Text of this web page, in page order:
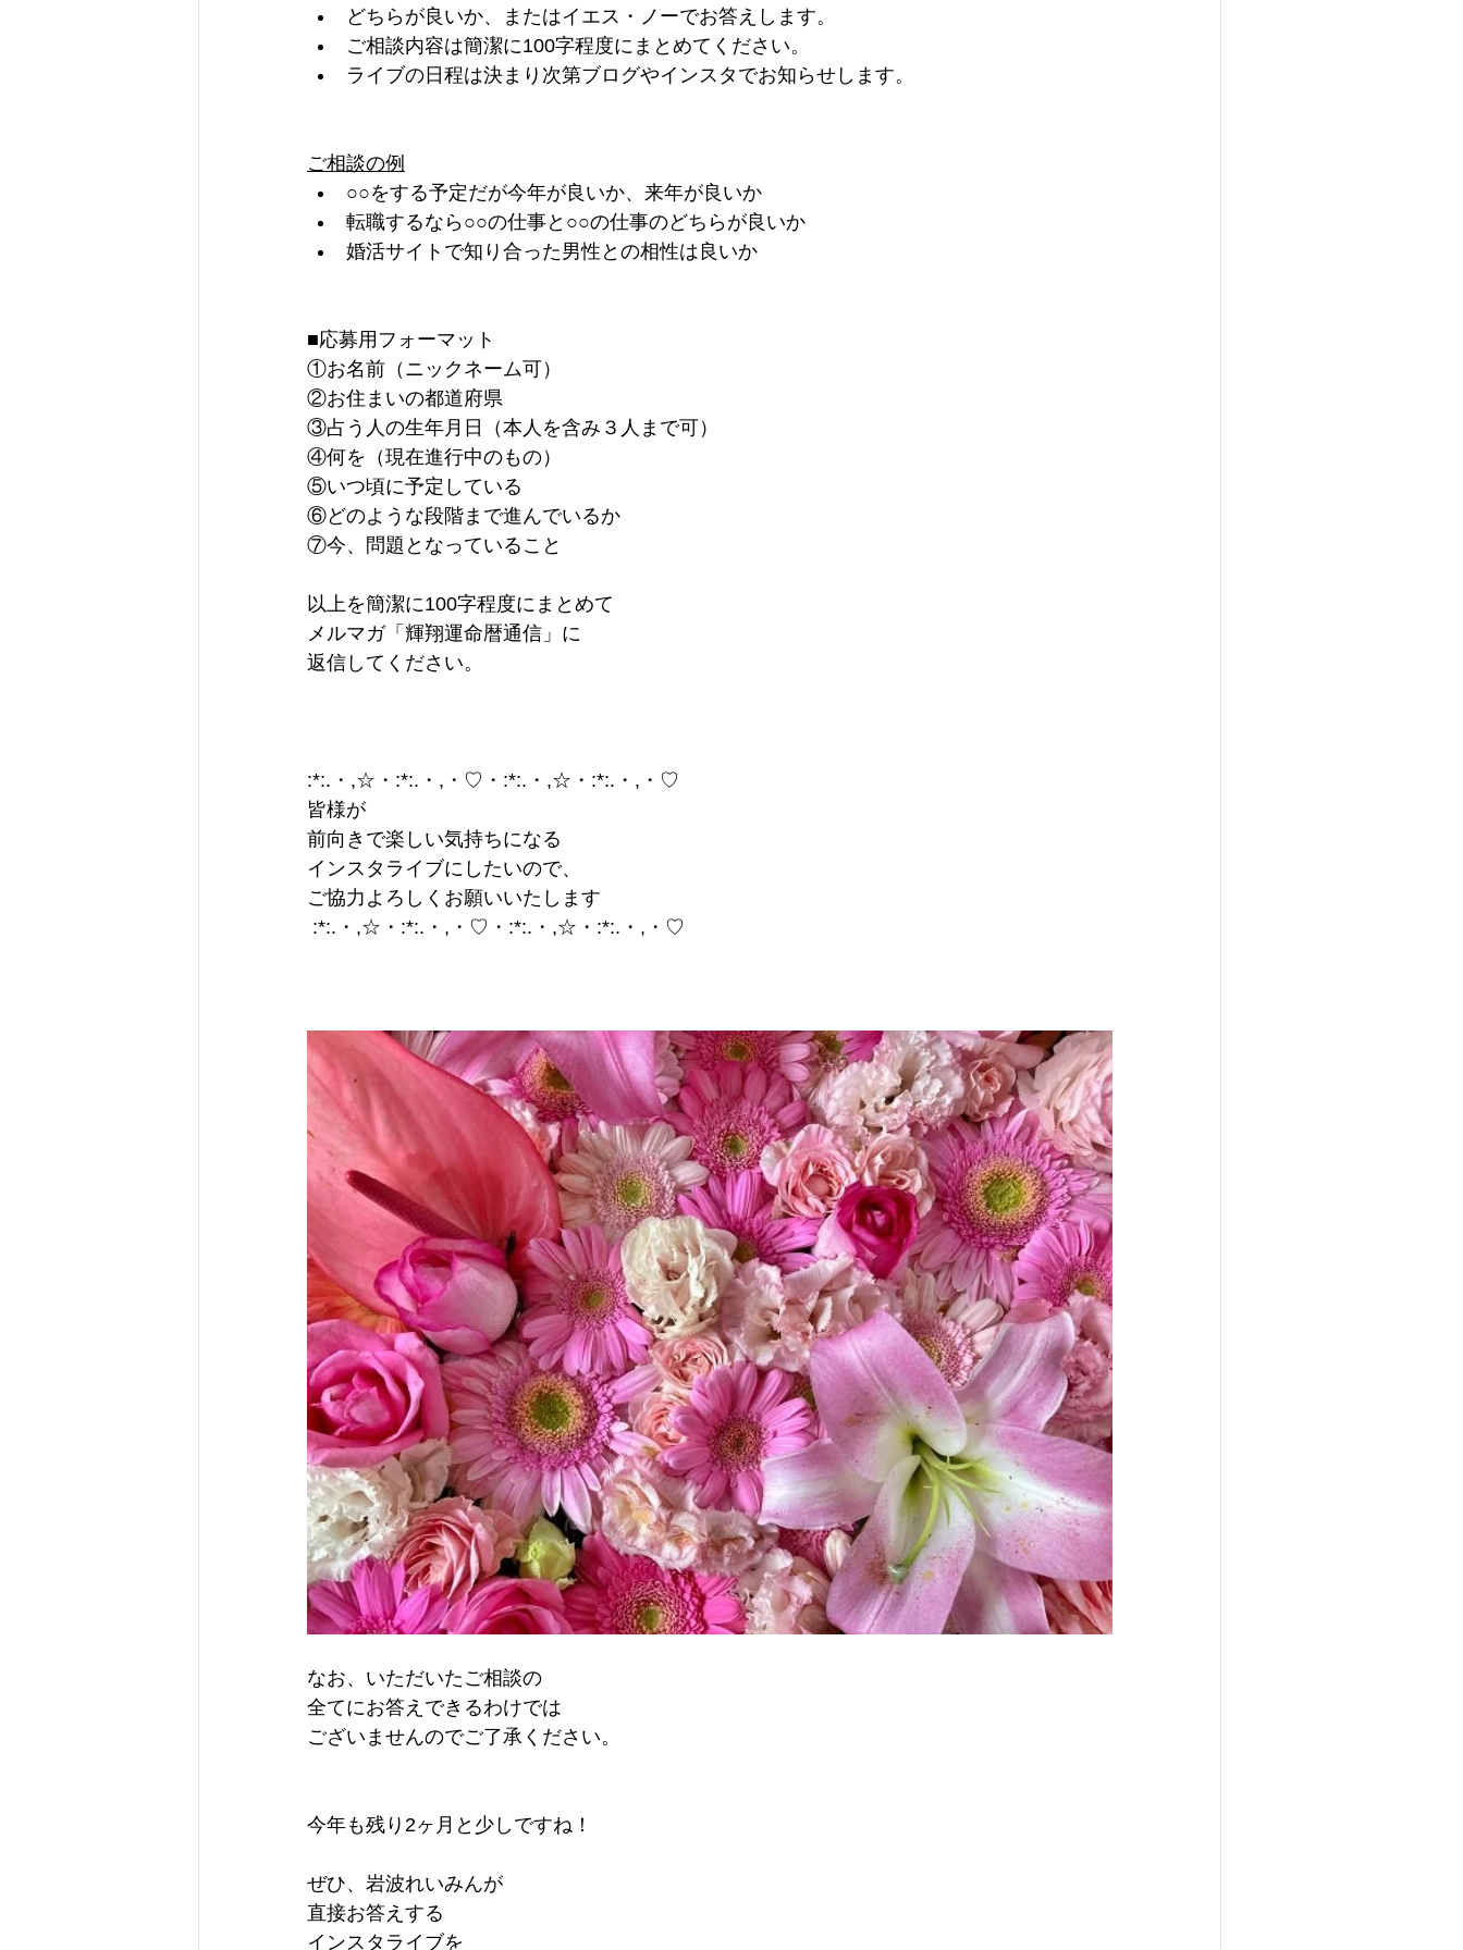
どちらが良いか、またはイエス・ノーでお答えします。
ご相談内容は簡潔に100字程度にまとめてください。
ライブの日程は決まり次第ブログやインスタでお知らせします。
ご相談の例
○○をする予定だが今年が良いか、来年が良いか
転職するなら○○の仕事と○○の仕事のどちらが良いか
婚活サイトで知り合った男性との相性は良いか
■応募用フォーマット
①お名前（ニックネーム可）
②お住まいの都道府県
③占う人の生年月日（本人を含み３人まで可）
④何を（現在進行中のもの）
⑤いつ頃に予定している
⑥どのような段階まで進んでいるか
⑦今、問題となっていること
以上を簡潔に100字程度にまとめて
メルマガ「輝翔運命暦通信」に
返信してください。
:*:.・,☆・:*:.・,・♡・:*:.・,☆・:*:.・,・♡
皆様が
前向きで楽しい気持ちになる
インスタライブにしたいので、
ご協力よろしくお願いいたします
:*:.・,☆・:*:.・,・♡・:*:.・,☆・:*:.・,・♡
なお、いただいたご相談の
全てにお答えできるわけでは
ございませんのでご了承ください。
今年も残り2ヶ月と少しですね！
ぜひ、岩波れいみんが
直接お答えする
インスタライブを